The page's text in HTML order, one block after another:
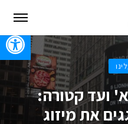
ועד קטורה:
את מיזוג